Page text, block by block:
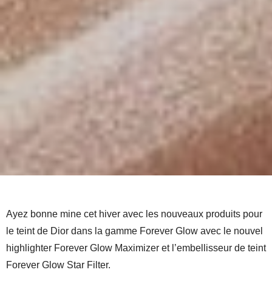
Ayez bonne mine cet hiver avec les nouveaux produits pour
le teint de Dior dans la gamme Forever Glow avec le nouvel
highlighter Forever Glow Maximizer et l’embellisseur de teint
Forever Glow Star Filter.